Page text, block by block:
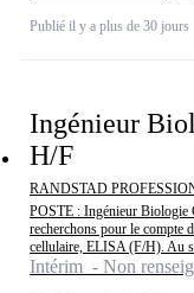
Publié il y a plus de 30 jours
Ingénieur
H/F
RANDSTAD
POSTE : Ingénieur
recherchons pour le compte
cellulaire, ELISA (F/H). Au
Intérim - Non